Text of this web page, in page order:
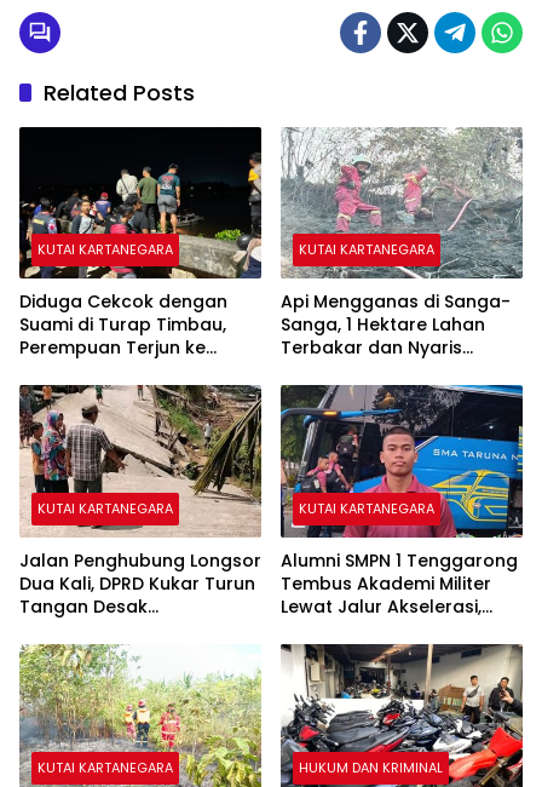
Related Posts
KUTAI KARTANEGARA
Diduga Cekcok dengan
Suami di Turap Timbau,
Perempuan Terjun ke
KUTAI KARTANEGARA
Api Mengganas di Sanga-
Sanga, 1 Hektare Lahan
Terbakar dan Nyaris
KUTAI KARTANEGARA
Jalan Penghubung Longsor
Dua Kali, DPRD Kukar Turun
Tangan Desak
KUTAI KARTANEGARA
Alumni SMPN 1 Tenggarong
Tembus Akademi Militer
Lewat Jalur Akselerasi,
KUTAI KARTANEGARA HUKUM DAN KRIMINAL